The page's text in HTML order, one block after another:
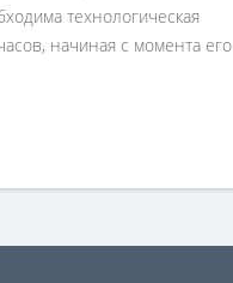
технологическая
начиная с момента его